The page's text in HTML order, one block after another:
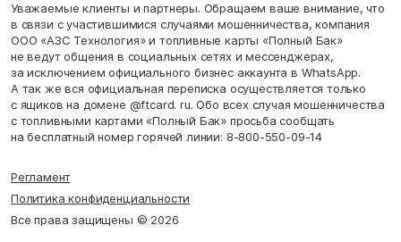
Уважаемые клиенты и партнеры. Обращаем ваше внимание, что
в связи с участившимися случаями мошенничества, компания
ООО «АЗС Технология» и топливные карты «Полный Бак»
не ведут общения в социальных сетях и мессенджерах,
за исключением официального бизнес аккаунта в WhatsApp.
А так же вся официальная переписка осуществляется только
с ящиков на домене @ftcard. ru. Обо всех случая мошенничества
с топливными картами «Полный Бак» просьба сообщать
на бесплатный номер горячей линии: 8-800-550-09-14
Все права защищены © 2026
Регламент
Политика конфиденциальности